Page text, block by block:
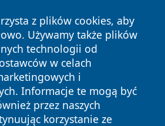
z plików cookies, aby
Używamy także plików
technologii od
w celach
i
Informacje te mogą być
przez naszych
korzystanie ze
Wszystkie prawa
Polityka